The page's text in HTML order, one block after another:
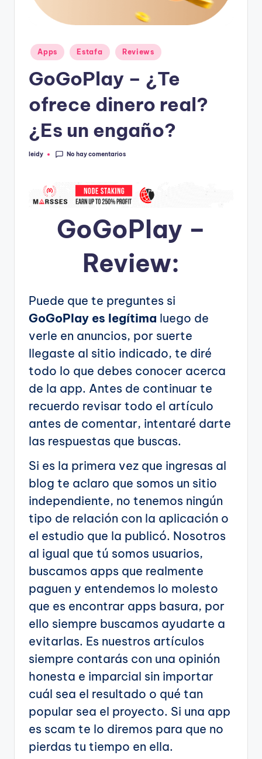
Publicado
en
Apps Estafa Reviews
GoGoPlay – ¿Te
ofrece dinero real?
¿Es un engaño?
Publicado
leidy No hay comentarios
GoGoPlay –
Review:
Puede que te preguntes si
GoGoPlay es legítima luego de
verle en anuncios, por suerte
llegaste al sitio indicado, te diré
todo lo que debes conocer acerca
de la app. Antes de continuar te
recuerdo revisar todo el artículo
antes de comentar, intentaré darte
las respuestas que buscas.
Si es la primera vez que ingresas al
blog te aclaro que somos un sitio
independiente, no tenemos ningún
tipo de relación con la aplicación o
el estudio que la publicó. Nosotros
al igual que tú somos usuarios,
buscamos apps que realmente
paguen y entendemos lo molesto
que es encontrar apps basura, por
ello siempre buscamos ayudarte a
evitarlas. Es nuestros artículos
siempre contarás con una opinión
honesta e imparcial sin importar
cuál sea el resultado o qué tan
popular sea el proyecto. Si una app
es scam te lo diremos para que no
pierdas tu tiempo en ella.